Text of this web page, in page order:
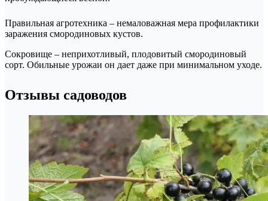
Правильная агротехника – немаловажная мера профилактики
заражения смородиновых кустов.
Сокровище – неприхотливый, плодовитый смородиновый
сорт. Обильные урожаи он дает даже при минимальном уходе.
Отзывы садоводов